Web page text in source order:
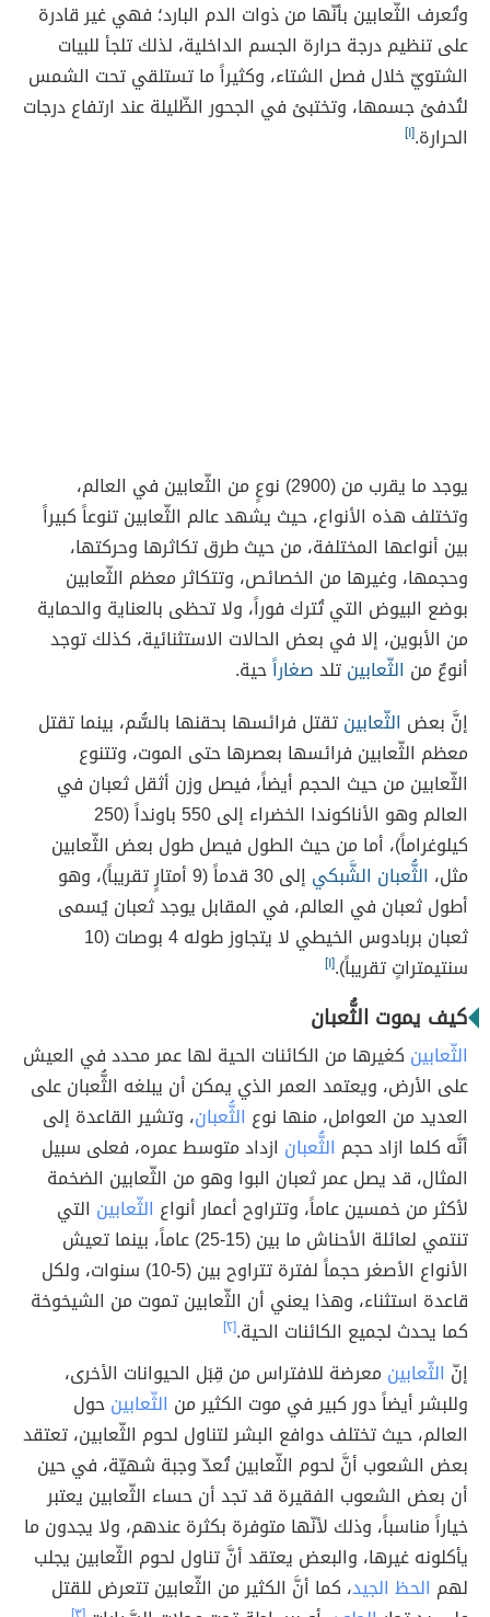
وتُعرف الثّعابين بأنّها من ذوات الدم البارد؛ فهي غير قادرة
على تنظيم درجة حرارة الجسم الداخلية، لذلك تلجأ للبيات
الشتويّ خلال فصل الشتاء، وكثيراً ما تستلقي تحت الشمس
لتُدفئ جسمها، وتختبئ في الجحور الظّليلة عند ارتفاع درجات
الحرارة.[١]
يوجد ما يقرب من (2900) نوعٍ من الثّعابين في العالم،
وتختلف هذه الأنواع، حيث يشهد عالم الثّعابين تنوعاً كبيراً
بين أنواعها المختلفة، من حيث طرق تكاثرها وحركتها،
وحجمها، وغيرها من الخصائص، وتتكاثر معظم الثّعابين
بوضع البيوض التي تُترك فوراً، ولا تحظى بالعناية والحماية
من الأبوين، إلا في بعض الحالات الاستثنائية، كذلك توجد
أنوعٌ من الثّعابينتلدصغاراًحية.
إنَّ بعض الثّعابينتقتل فرائسها بحقنها بالسُّم، بينما تقتل
معظم الثّعابين فرائسها بعصرها حتى الموت، وتتنوع
الثّعابين من حيث الحجم أيضاً، فيصل وزن أثقل ثعبان في
العالم وهو الأناكوندا الخضراء إلى 550 باونداً (250
كيلوغراماً)، أما من حيث الطول فيصل طول بعض الثّعابين
مثل، الثُّعبان الشَّبكي
إلى 30 قدماً (9 أمتارٍ تقريباً)، وهو
أطول ثعبان في العالم، في المقابل يوجد ثعبان يُسمى
ثعبان بربادوس الخيطي لا يتجاوز طوله 4 بوصات (10
سنتيمتراتٍ تقريباً).[١]
كيف يموت الثُّعبان
الثّعابين كغيرها من الكائنات الحية لها عمر محدد في العيش
على الأرض، ويعتمد العمر الذي يمكن أن يبلغه الثُّعبان على
العديد من العوامل، منها نوع الثُّعبان، وتشير القاعدة إلى
أنَّه كلما ازاد حجم الثُّعبان ازداد متوسط عمره، فعلى سبيل
المثال، قد يصل عمر ثعبان البوا وهو من الثّعابين الضخمة
لأكثر من خمسين عاماً، وتتراوح أعمار أنواع الثّعابين التي
تنتمي لعائلة الأحناش ما بين (15-25) عاماً، بينما تعيش
الأنواع الأصغر حجماً لفترة تتراوح بين (5-10) سنوات، ولكل
قاعدة استثناء، وهذا يعني أن الثّعابين تموت من الشيخوخة
كما يحدث لجميع الكائنات الحية.[٢]
إنّ الثّعابين معرضة للافتراس من قِبَل الحيوانات الأخرى،
وللبشر أيضاً دور كبير في موت الكثير من الثّعابينحول
العالم، حيث تختلف دوافع البشر لتناول لحوم الثّعابين، تعتقد
بعض الشعوب أنَّ لحوم الثّعابين تُعدّ وجبة شهيّة، في حين
أن بعض الشعوب الفقيرة قد تجد أن حساء الثّعابين يعتبر
خياراً مناسباً، وذلك لأنّها متوفرة بكثرة عندهم، ولا يجدون ما
يأكلونه غيرها، والبعض يعتقد أنَّ تناول لحوم الثّعابين يجلب
لهم الحظ الجيد، كما أنَّ الكثير من الثّعابين تتعرض للقتل